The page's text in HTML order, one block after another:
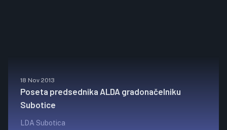
18 Nov 2013
Poseta predsednika ALDA gradonačelniku
Subotice
LDA Subotica